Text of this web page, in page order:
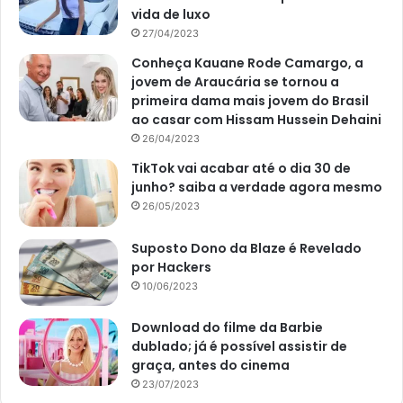
vida de luxo
27/04/2023
Conheça Kauane Rode Camargo, a
jovem de Araucária se tornou a
primeira dama mais jovem do Brasil
ao casar com Hissam Hussein Dehaini
26/04/2023
TikTok vai acabar até o dia 30 de
junho? saiba a verdade agora mesmo
26/05/2023
Suposto Dono da Blaze é Revelado
por Hackers
10/06/2023
Download do filme da Barbie
dublado; já é possível assistir de
graça, antes do cinema
23/07/2023